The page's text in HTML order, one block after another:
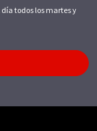
todos los martes y